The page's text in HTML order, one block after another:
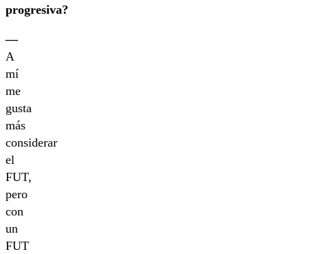
progresiva?
—
A
mí
me
gusta
más
considerar
el
FUT,
pero
con
un
FUT